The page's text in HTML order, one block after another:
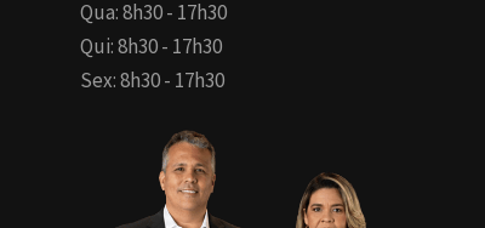
Qua: 8h30 - 17h30
Qui: 8h30 - 17h30
Sex: 8h30 - 17h30